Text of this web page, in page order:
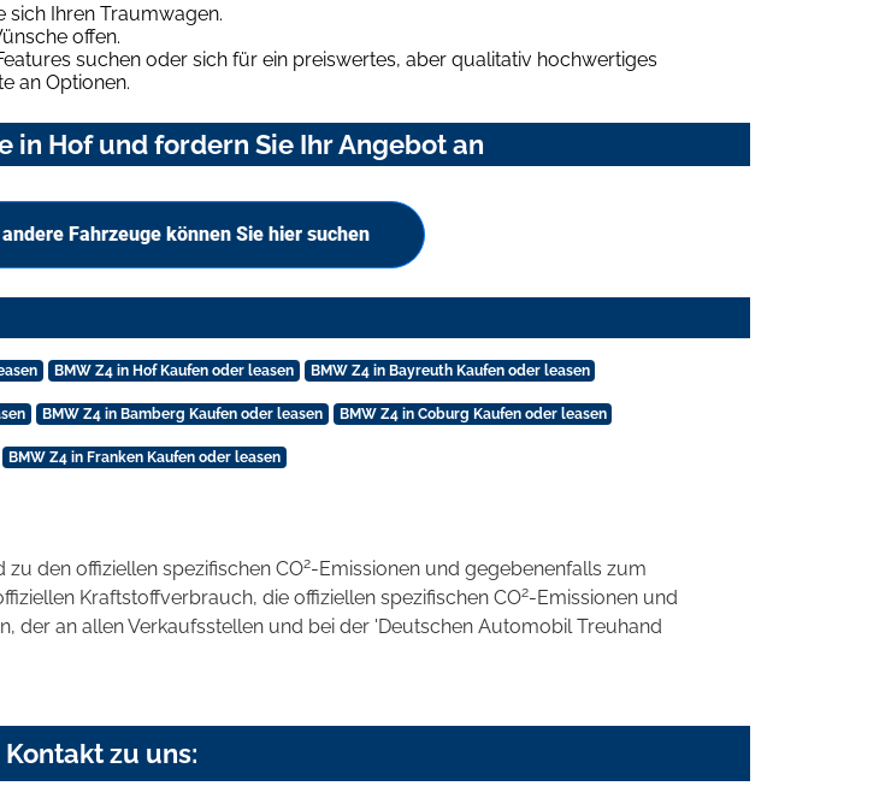
sich Ihren Traumwagen.
offen.
suchen oder sich für ein preiswertes, aber qualitativ hochwertiges
an Optionen.
in Hof und fordern Sie Ihr Angebot an
Fahrzeuge können Sie hier suchen
BMW Z4 in Hof Kaufen oder leasen BMW Z4 in Bayreuth Kaufen oder leasen
BMW Z4 in Bamberg Kaufen oder leasen BMW Z4 in Coburg Kaufen oder leasen
BMW Z4 in Franken Kaufen oder leasen
den offiziellen spezifischen CO2-Emissionen und gegebenenfalls zum
Kraftstoffverbrauch, die offiziellen spezifischen CO2-Emissionen und
an allen Verkaufsstellen und bei der 'Deutschen Automobil Treuhand
Kontakt zu uns: